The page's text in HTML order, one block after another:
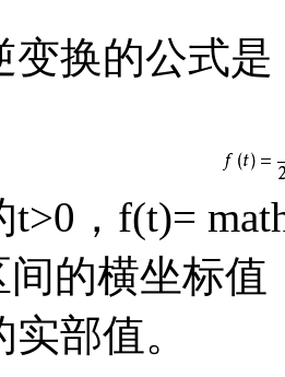
变换的公式是
，f(t)=
间的横坐标
部值。